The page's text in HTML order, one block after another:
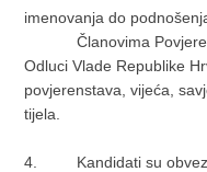
imenovanja do
Članovima
Odluci Vlade Republike
povjerenstava, vijeća,
tijela.
4. Kandidati su